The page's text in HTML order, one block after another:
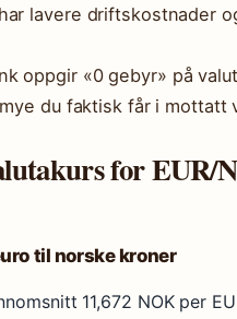
lavere driftskostnader
oppgir «0 gebyr» på
du faktisk får i mottatt
for
til norske kroner
11,672 NOK per